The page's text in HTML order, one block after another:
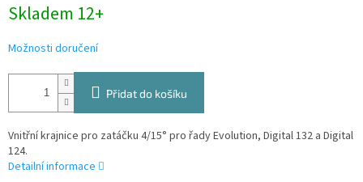
cena:
Skladem 12+
Možnosti doručení
Přidat do košíku
Vnitřní krajnice pro zatáčku 4/15° pro řady Evolution, Digital 132 a Digital
124.
Detailní informace